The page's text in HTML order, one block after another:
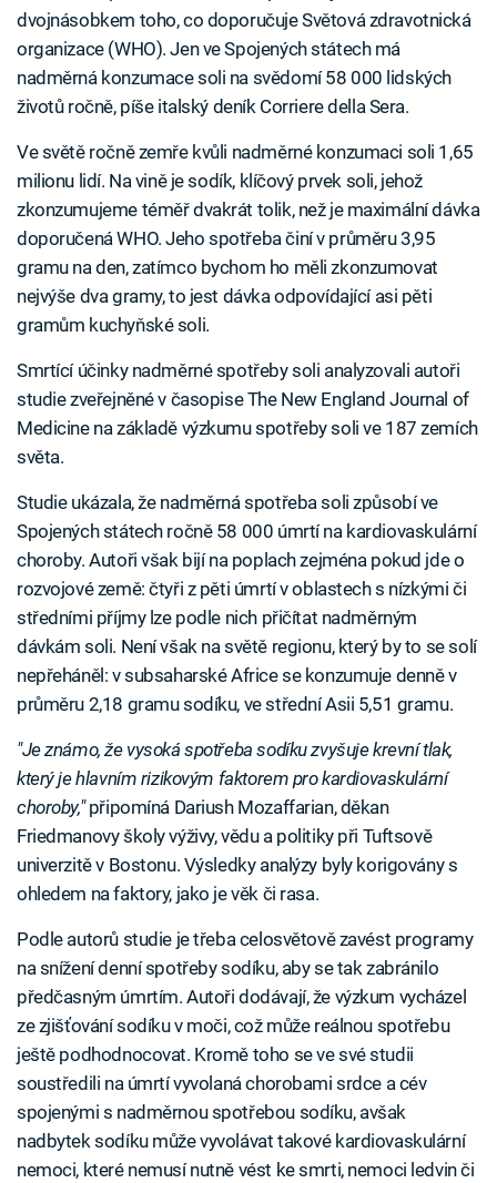
dvojnásobkem toho, co doporučuje Světová zdravotnická
organizace (WHO). Jen ve Spojených státech má
nadměrná konzumace soli na svědomí 58 000 lidských
životů ročně, píše italský deník Corriere della Sera.
Ve světě ročně zemře kvůli nadměrné konzumaci soli 1,65
milionu lidí. Na vině je sodík, klíčový prvek soli, jehož
zkonzumujeme téměř dvakrát tolik, než je maximální dávka
doporučená WHO. Jeho spotřeba činí v průměru 3,95
gramu na den, zatímco bychom ho měli zkonzumovat
nejvýše dva gramy, to jest dávka odpovídající asi pěti
gramům kuchyňské soli.
Smrtící účinky nadměrné spotřeby soli analyzovali autoři
studie zveřejněné v časopise The New England Journal of
Medicine na základě výzkumu spotřeby soli ve 187 zemích
světa.
Studie ukázala, že nadměrná spotřeba soli způsobí ve
Spojených státech ročně 58 000 úmrtí na kardiovaskulární
choroby. Autoři však bijí na poplach zejména pokud jde o
rozvojové země: čtyři z pěti úmrtí v oblastech s nízkými či
středními příjmy lze podle nich přičítat nadměrným
dávkám soli. Není však na světě regionu, který by to se solí
nepřeháněl: v subsaharské Africe se konzumuje denně v
průměru 2,18 gramu sodíku, ve střední Asii 5,51 gramu.
"Je známo, že vysoká spotřeba sodíku zvyšuje krevní tlak,
který je hlavním rizikovým faktorem pro kardiovaskulární
choroby,"připomíná Dariush Mozaffarian, děkan
Friedmanovy školy výživy, vědu a politiky při Tuftsově
univerzitě v Bostonu. Výsledky analýzy byly korigovány s
ohledem na faktory, jako je věk či rasa.
Podle autorů studie je třeba celosvětově zavést programy
na snížení denní spotřeby sodíku, aby se tak zabránilo
předčasným úmrtím. Autoři dodávají, že výzkum vycházel
ze zjišťování sodíku v moči, což může reálnou spotřebu
ještě podhodnocovat. Kromě toho se ve své studii
soustředili na úmrtí vyvolaná chorobami srdce a cév
spojenými s nadměrnou spotřebou sodíku, avšak
nadbytek sodíku může vyvolávat takové kardiovaskulární
nemoci, které nemusí nutně vést ke smrti, nemoci ledvin či